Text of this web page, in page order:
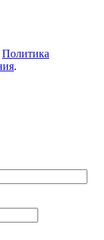
Политика
.